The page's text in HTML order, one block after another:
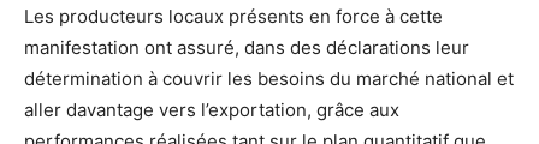
Les producteurs locaux présents en force à cette
manifestation ont assuré, dans des déclarations leur
détermination à couvrir les besoins du marché national et
aller davantage vers l’exportation, grâce aux